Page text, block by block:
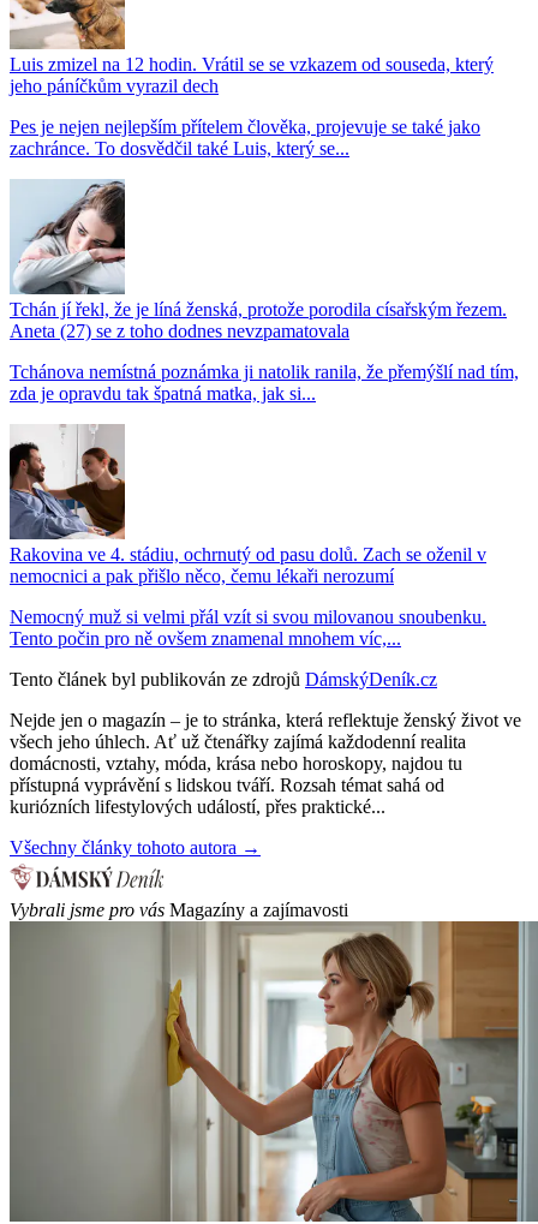
Luis zmizel na 12 hodin. Vrátil se se vzkazem od souseda, který
jeho páníčkům vyrazil dech
Pes je nejen nejlepším přítelem člověka, projevuje se také jako
zachránce. To dosvědčil také Luis, který se...
Tchán jí řekl, že je líná ženská, protože porodila císařským řezem.
Aneta (27) se z toho dodnes nevzpamatovala
Tchánova nemístná poznámka ji natolik ranila, že přemýšlí nad tím,
zda je opravdu tak špatná matka, jak si...
Rakovina ve 4. stádiu, ochrnutý od pasu dolů. Zach se oženil v
nemocnici a pak přišlo něco, čemu lékaři nerozumí
Nemocný muž si velmi přál vzít si svou milovanou snoubenku.
Tento počin pro ně ovšem znamenal mnohem víc,...
Tento článek byl publikován ze zdrojů DámskýDeník.cz
Nejde jen o magazín – je to stránka, která reflektuje ženský život ve
všech jeho úhlech. Ať už čtenářky zajímá každodenní realita
domácnosti, vztahy, móda, krása nebo horoskopy, najdou tu
přístupná vyprávění s lidskou tváří. Rozsah témat sahá od
kuriózních lifestylových událostí, přes praktické...
Všechny články tohoto autora →
Vybrali jsme pro vás Magazíny a zajímavosti